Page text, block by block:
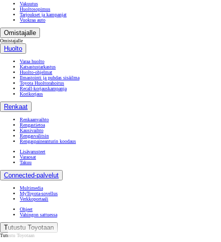
Vakuutus
Huoltosopimus
Tarjoukset ja kampanjat
Vuokraa auto
Omistajalle
Omistajalle
Huolto
Varaa huolto
Katsastustarkastus
Huolto-ohjelmat
Ilmastointi ja puhdas sisäilma
Toyota Huoltorahoitus
Recall-korjauskampanja
Korikorjaus
Renkaat
Renkaanvaihto
Rengastietoa
Kausivaihto
Rengasvalitsin
Rengaspaineanturin koodaus
Lisävarusteet
Varaosat
Takuu
Connected-palvelut
Multimedia
MyToyota-sovellus
Verkkoportaali
Ohjeet
Vahingon sattuessa
Tutustu Toyotaan
Tutustu Toyotaan